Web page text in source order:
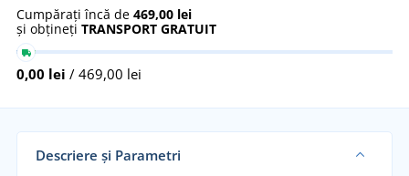
Cumpărați încă de 469,00 lei
și obțineți TRANSPORT GRATUIT
0,00 lei / 469,00 lei
Descriere și Parametri